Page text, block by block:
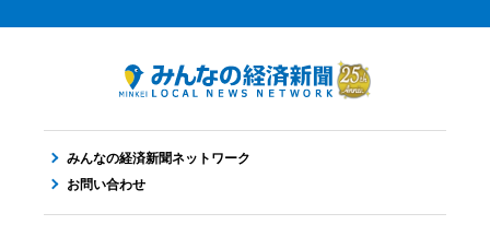
みんなの経済新聞ネットワーク
お問い合わせ